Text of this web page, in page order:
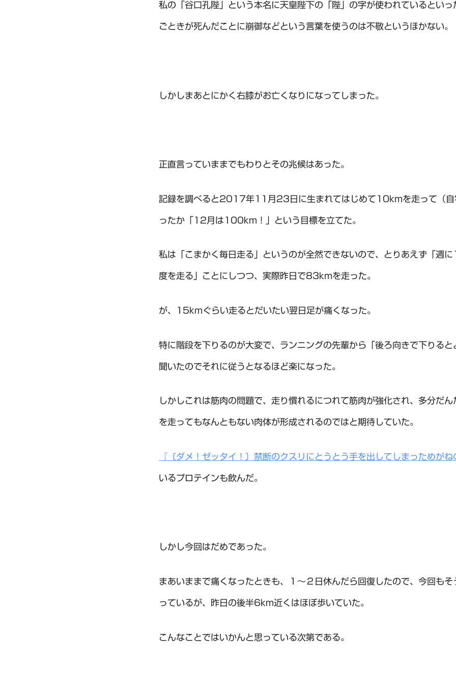
私の「谷口孔陛」という本名に天皇陛下の「陛」の字が使われているといっ
ごときが死んだことに崩御などという言葉を使うのは不敬というほかない。
しかしまあとにかく右膝がお亡くなりになってしまった。
正直言っていままでもわりとその兆候はあった。
記録を調べると2017年11月23日に生まれてはじめて10kmを走って（自
ったか「12月は100km！」という目標を立てた。
私は「こまかく毎日走る」というのが全然できないので、とりあえず「週
度を走る」ことにしつつ、実際昨日で83kmを走った。
が、15kmぐらい走るとだいたい翌日足が痛くなった。
特に階段を下りるのが大変で、ランニングの先輩から「後ろ向きで下りると
聞いたのでそれに従うとなるほど楽になった。
しかしこれは筋肉の問題で、走り慣れるにつれて筋肉が強化され、多分だ
を走ってもなんともない肉体が形成されるのではと期待していた。
『〔ダメ！ゼッタイ！〕禁断のクスリにとうとう手を出してしまっためがね
いるプロテインも飲んだ。
しかし今回はだめであった。
まあいままで痛くなったときも、１～２日休んだら回復したので、今回もそ
っているが、昨日の後半6km近くはほぼ歩いていた。
こんなことではいかんと思っている次第である。